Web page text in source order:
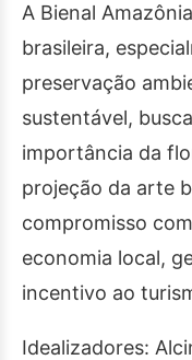
A Bienal
brasileira,
preservação
sustentável,
importância da
projeção da arte
compromisso
economia local,
incentivo ao
Idealizadores: